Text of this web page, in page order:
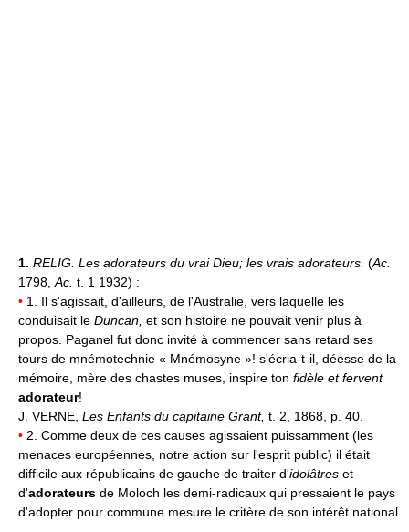
1. RELIG. Les adorateurs du vrai Dieu; les vrais adorateurs. (Ac.
1798, Ac. t. 1 1932) :
• 1. Il s'agissait, d'ailleurs, de l'Australie, vers laquelle les
conduisait le Duncan, et son histoire ne pouvait venir plus à
propos. Paganel fut donc invité à commencer sans retard ses
tours de mnémotechnie « Mnémosyne »! s'écria-t-il, déesse de la
mémoire, mère des chastes muses, inspire ton fidèle et fervent
adorateur!
J. VERNE, Les Enfants du capitaine Grant, t. 2, 1868, p. 40.
• 2. Comme deux de ces causes agissaient puissamment (les
menaces européennes, notre action sur l'esprit public) il était
difficile aux républicains de gauche de traiter d'idolâtres et
d'adorateurs de Moloch les demi-radicaux qui pressaient le pays
d'adopter pour commune mesure le critère de son intérêt national.